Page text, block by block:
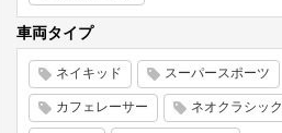
車両タイプ
ネイキッド スーパースポーツ
カフェレーサー ネオクラシック